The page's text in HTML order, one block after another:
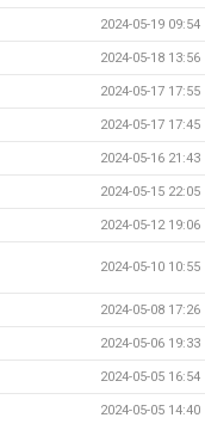
2024-05-19 09:54
2024-05-18 13:56
2024-05-17 17:55
2024-05-17 17:45
2024-05-16 21:43
2024-05-15 22:05
2024-05-12 19:06
2024-05-10 10:55
2024-05-08 17:26
2024-05-06 19:33
2024-05-05 16:54
2024-05-05 14:40